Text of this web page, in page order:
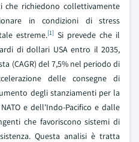
che richiedono collettivamente
in condizioni di stress
estreme.[1] Si prevede che il
di dollari USA entro il 2035,
(CAGR) del 7,5% nel periodo di
delle consegne di
degli stanziamenti per la
e dell'Indo-Pacifico e dalle
che favoriscono sistemi di
Questa analisi è tratta